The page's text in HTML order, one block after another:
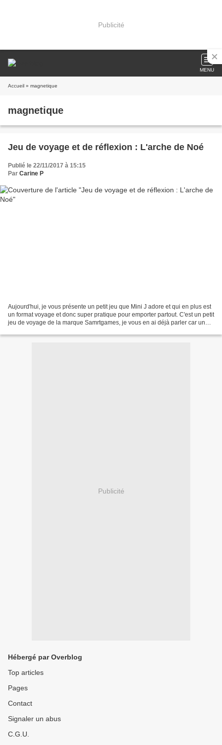
Publicité
MENU
Accueil » magnetique
magnetique
Jeu de voyage et de réflexion : L'arche de Noé
Publié le 22/11/2017 à 15:15
Par Carine P
Aujourd'hui, je vous présente un petit jeu que Mini J adore et qui en plus est
un format voyage et donc super pratique pour emporter partout. C'est un petit
jeu de voyage de la marque Samrtgames, je vous en ai déjà parler car une
Publicité
Hébergé par Overblog
Top articles
Pages
Contact
Signaler un abus
C.G.U.